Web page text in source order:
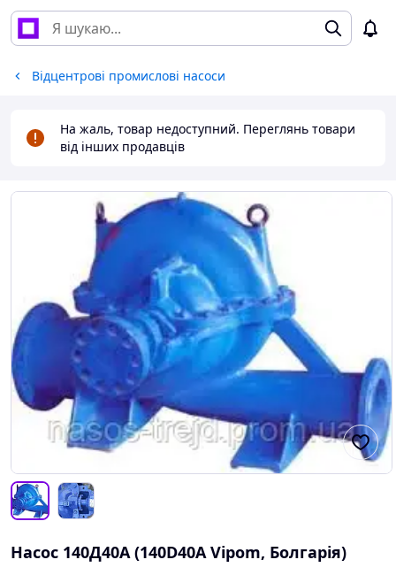
Відцентрові промислові насоси
На жаль, товар недоступний. Переглянь товари
від інших продавців
Насос 140Д40А (140D40A Vipom, Болгарія)